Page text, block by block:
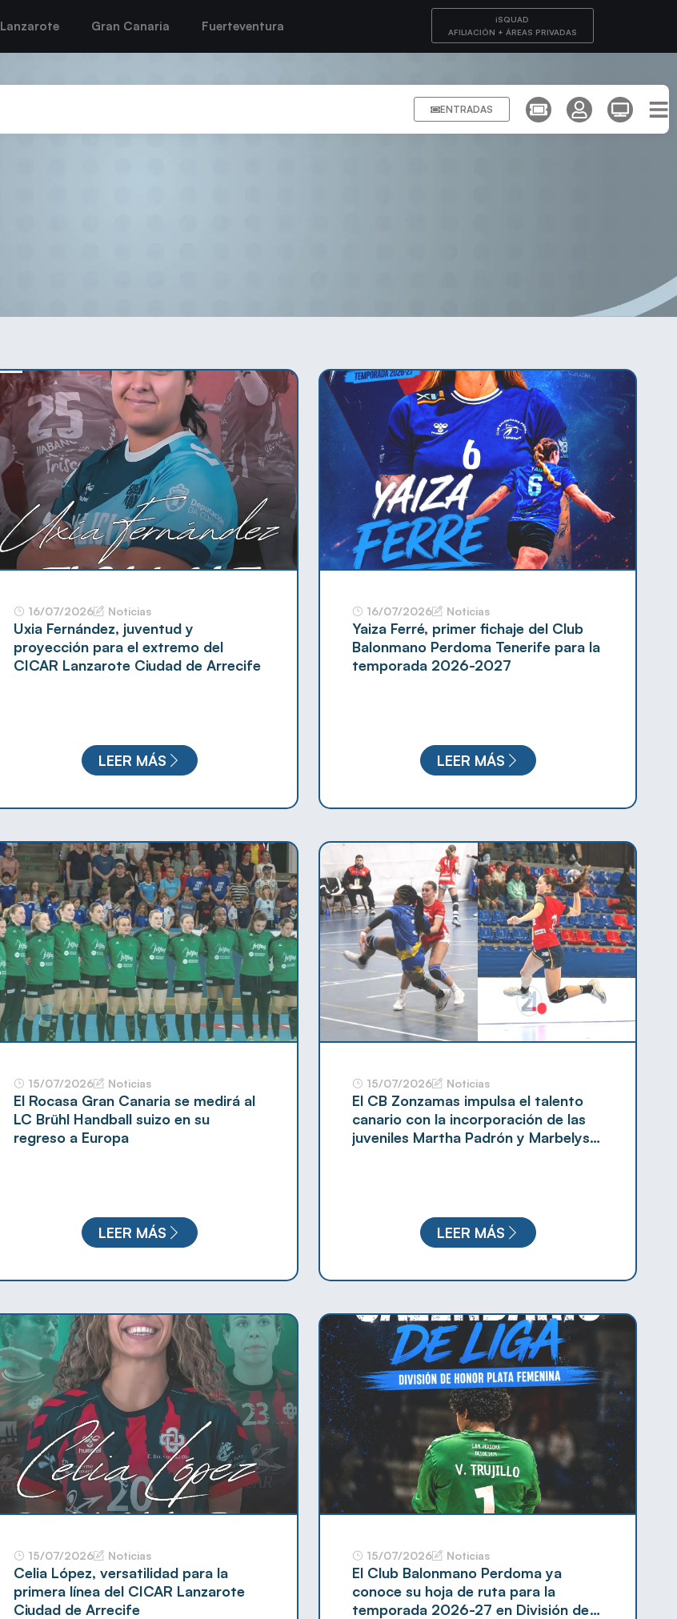
Lanzarote Gran Canaria Fuerteventura
iSQUAD
AFILIACIÓN + ÁREAS PRIVADAS
ENTRADAS
16/07/2026 Noticias
Uxia Fernández, juventud y
proyección para el extremo del
CICAR Lanzarote Ciudad de Arrecife
LEER MÁS
16/07/2026 Noticias
Yaiza Ferré, primer fichaje del Club
Balonmano Perdoma Tenerife para la
temporada 2026-2027
LEER MÁS
15/07/2026 Noticias
El Rocasa Gran Canaria se medirá al
LC Brühl Handball suizo en su
regreso a Europa
LEER MÁS
15/07/2026 Noticias
El CB Zonzamas impulsa el talento
canario con la incorporación de las
juveniles Martha Padrón y Marbelys
LEER MÁS
15/07/2026 Noticias
Celia López, versatilidad para la
primera línea del CICAR Lanzarote
Ciudad de Arrecife
15/07/2026 Noticias
El Club Balonmano Perdoma ya
conoce su hoja de ruta para la
temporada 2026-27 en División de